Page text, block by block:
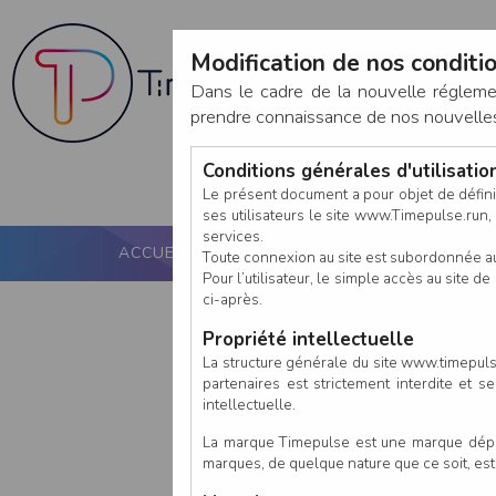
ACCUEIL PUCE ACTIVE NOS SERVICES
Modification de nos
Dans le cadre de la nouvelle
prendre connaissance de nos
Conditions générales
Le présent document a pour objet de
ses utilisateurs le site
services.
Toute connexion au site est subordonnée
Pour l’utilisateur, le simple accès au site
ci-après.
Propriété intellectuelle
La structure générale du site
partenaires est strictement interdite et
intellectuelle.
La marque Timepulse est une marque
marques, de quelque nature que ce soit,